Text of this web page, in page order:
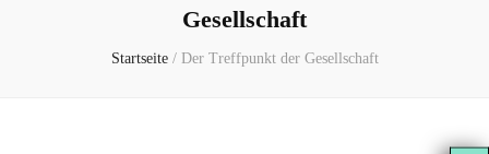
Gesellschaft
Startseite / Der Treffpunkt der Gesellschaft